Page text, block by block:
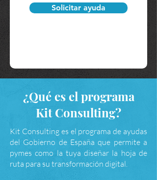
Solicitar ayuda
¿Qué es el programa
Kit Consulting?
Kit Consulting es el programa de ayudas
del Gobierno de España que permite a
pymes como la tuya diseñar la hoja de
ruta para su transformación digital.